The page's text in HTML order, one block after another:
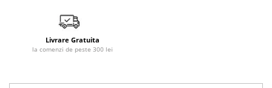
Livrare Gratuita
la comenzi de peste 300 lei